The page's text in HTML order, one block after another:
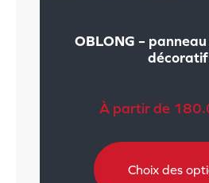
OBLONG –
décoratif
À partir de
Choix des